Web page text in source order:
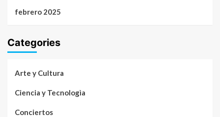
febrero 2025
Categories
Arte y Cultura
Ciencia y Tecnologìa
Conciertos